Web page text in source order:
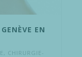
EN
, CHIRURGIE-